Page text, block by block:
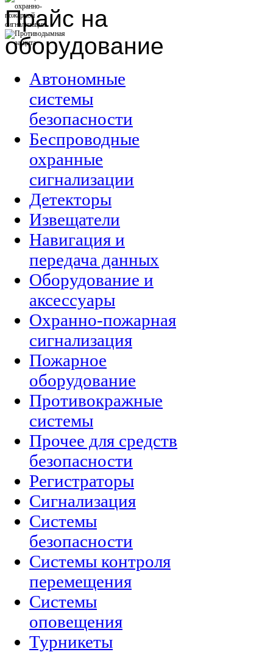
Прайс на
оборудование
Автономные
системы
безопасности
Беспроводные
охранные
сигнализации
Детекторы
Извещатели
Навигация и
передача данных
Оборудование и
аксессуары
Охранно-пожарная
сигнализация
Пожарное
оборудование
Противокражные
системы
Прочее для средств
безопасности
Регистраторы
Сигнализация
Системы
безопасности
Системы контроля
перемещения
Системы
оповещения
Турникеты